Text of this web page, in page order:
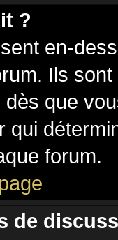
?
en-
Ils
que
qui
forum.
de